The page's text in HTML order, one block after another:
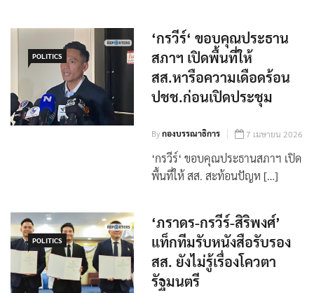
POLITICS
‘กรวีร์‘ ขอบคุณประธาน
สภาฯ เปิดพื้นที่ให้
สส.หารือความเดือดร้อน
ปชช.ก่อนเปิดประชุม
Byกองบรรณาธิการ 7 เมษายน 2026
‘กรวีร์‘ ขอบคุณประธานสภาฯ เปิด
พื้นที่ให้ สส. สะท้อนปัญห […]
POLITICS
‘ภราดร-กรวีร์-สิริพงศ์’
แท็กทีมรับหนังสือรับรอง
สส. ยังไม่รู้เรื่องโควตา
รัฐมนตรี